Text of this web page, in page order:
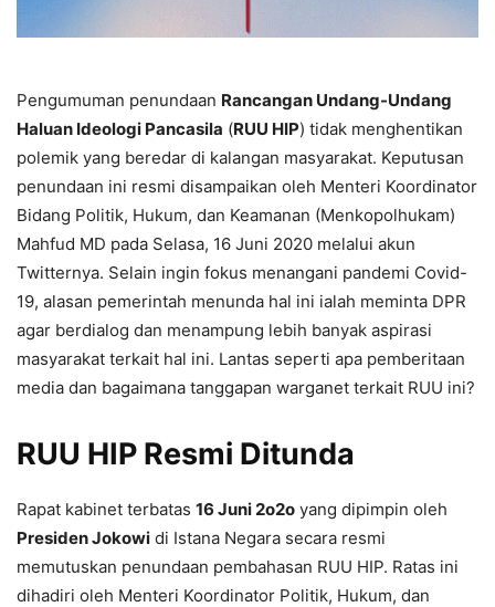
Pengumuman penundaan Rancangan Undang-Undang
Haluan Ideologi Pancasila (RUU HIP) tidak menghentikan
polemik yang beredar di kalangan masyarakat. Keputusan
penundaan ini resmi disampaikan oleh Menteri Koordinator
Bidang Politik, Hukum, dan Keamanan (Menkopolhukam)
Mahfud MD pada Selasa, 16 Juni 2020 melalui akun
Twitternya. Selain ingin fokus menangani pandemi Covid-
19, alasan pemerintah menunda hal ini ialah meminta DPR
agar berdialog dan menampung lebih banyak aspirasi
masyarakat terkait hal ini. Lantas seperti apa pemberitaan
media dan bagaimana tanggapan warganet terkait RUU ini?
RUU HIP Resmi Ditunda
Rapat kabinet terbatas 16 Juni 2o2o yang dipimpin oleh
Presiden Jokowi di Istana Negara secara resmi
memutuskan penundaan pembahasan RUU HIP. Ratas ini
dihadiri oleh Menteri Koordinator Politik, Hukum, dan